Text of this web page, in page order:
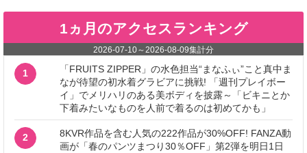
1ヵ月のアクセスランキング
2026-07-10～2026-08-09集計分
1
「FRUITS ZIPPER」の水色担当“まなふぃ”こと真中ま
なが待望の初水着グラビアに挑戦! 「週刊プレイボー
イ」でメリハリのある美ボディを披露～「ビキニとか
下着みたいなものを人前で着るのは初めてかも」
2
8KVR作品を含む人気の222作品が30%OFF! FANZA動
画が「春のパンツまつり30％OFF」第2弾を明日1日